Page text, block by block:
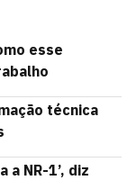
esse
técnica
a NR-1’, diz